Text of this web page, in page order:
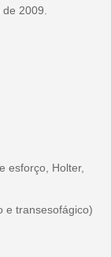
2009.
esforço, Holter,
e transesofágico)